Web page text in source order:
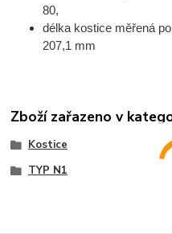
80,
délka kostice měřená
207,1 mm
Zboží zařazeno v
Kostice
TYP N1